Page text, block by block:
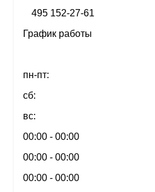
495 152-27-61
График работы
пн-пт:
сб:
вс:
00:00 - 00:00
00:00 - 00:00
00:00 - 00:00